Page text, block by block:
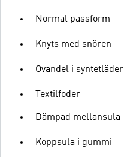
Normal passform
Knyts med snören
Ovandel i syntetläder
Textilfoder
Dämpad mellansula
Koppsula i gummi